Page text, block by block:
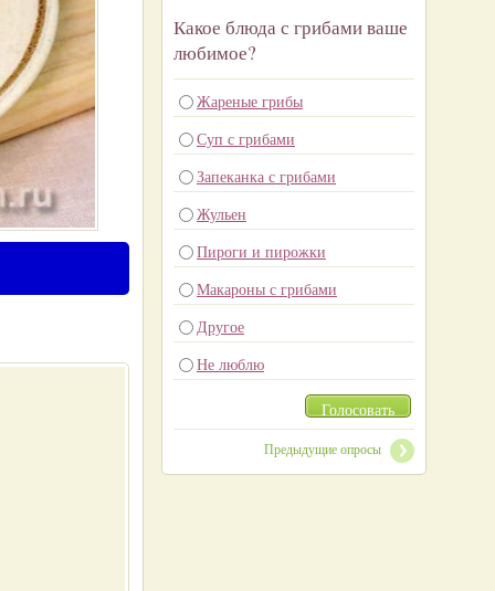
Какое блюда с грибами ваше
любимое?
Жареные грибы
Суп с грибами
Запеканка с грибами
Жульен
Пироги и пирожки
Макароны с грибами
Другое
Не люблю
Голосовать
Предыдущие опросы